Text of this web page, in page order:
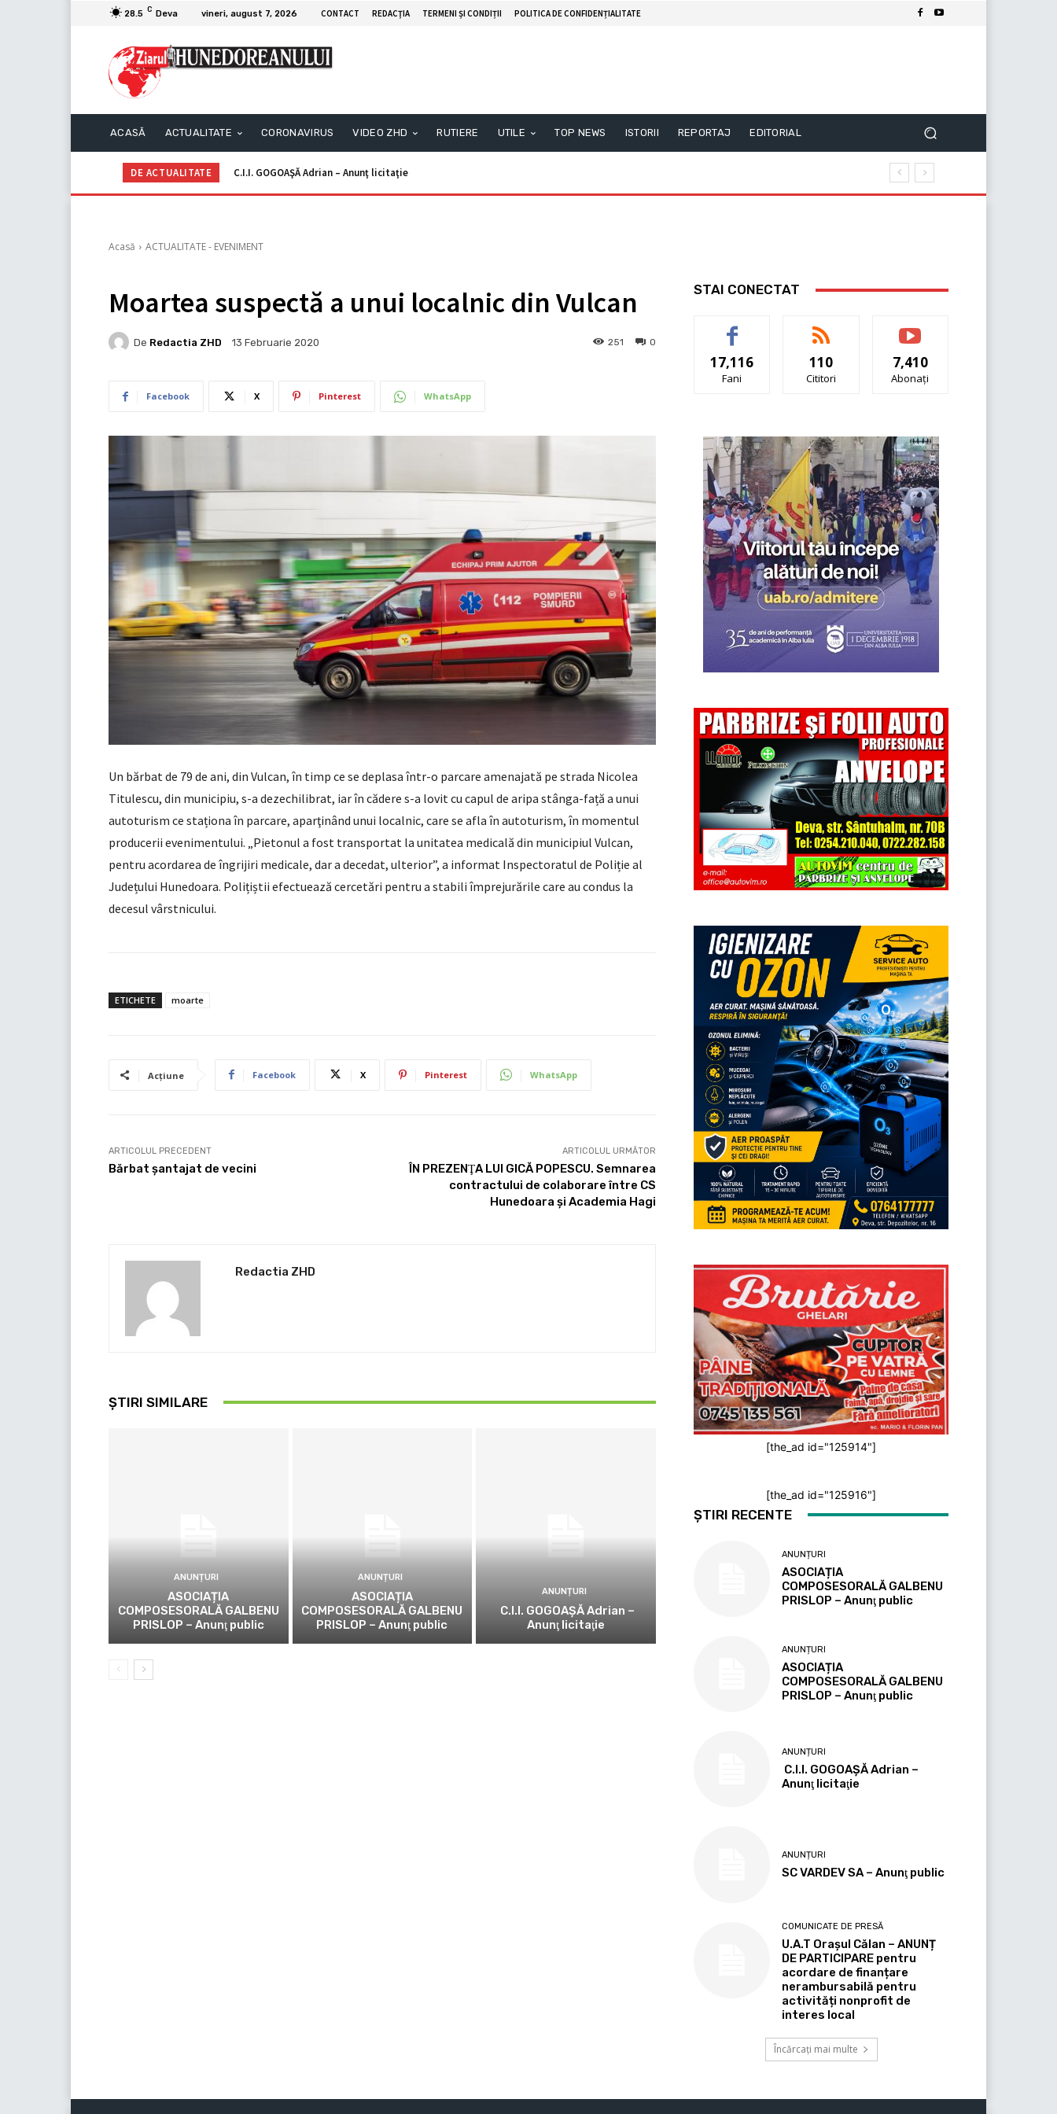
28.5 C Deva vineri, august 7, 2026 CONTACT REDACŢIA TERMENI ȘI CONDIȚII POLITICA DE CONFIDENȚIALITATE
ACASĂ ACTUALITATE CORONAVIRUS VIDEO ZHD RUTIERE UTILE TOP NEWS ISTORII REPORTAJ EDITORIAL
DE ACTUALITATE C.I.I. GOGOAŞĂ Adrian – Anunţ licitaţie
Acasă ACTUALITATE - EVENIMENT
Moartea suspectă a unui localnic din Vulcan
De Redactia ZHD 13 Februarie 2020 0
251
Facebook X Pinterest WhatsApp
Un bărbat de 79 de ani, din Vulcan, în timp ce se deplasa într-o parcare amenajată pe strada Nicolea
Titulescu, din municipiu, s-a dezechilibrat, iar în cădere s-a lovit cu capul de aripa stânga-față a unui
autoturism ce staționa în parcare, aparţinând unui localnic, care se afla în autoturism, în momentul
producerii evenimentului. „Pietonul a fost transportat la unitatea medicală din municipiul Vulcan,
pentru acordarea de îngrijiri medicale, dar a decedat, ulterior”, a informat Inspectoratul de Poliție al
Județului Hunedoara. Polițiștii efectuează cercetări pentru a stabili împrejurările care au condus la
decesul vârstnicului.
ETICHETE moarte
Acțiune Facebook X Pinterest WhatsApp
ARTICOLUL PRECEDENT
Bărbat șantajat de vecini
ARTICOLUL URMĂTOR
ÎN PREZENŢA LUI GICĂ POPESCU. Semnarea
contractului de colaborare între CS
Hunedoara şi Academia Hagi
Redactia ZHD
ȘTIRI SIMILARE
ANUNȚURI
ASOCIAȚIA
COMPOSESORALĂ GALBENU
PRISLOP – Anunţ public
ANUNȚURI
ASOCIAȚIA
COMPOSESORALĂ GALBENU
PRISLOP – Anunţ public
ANUNȚURI
C.I.I. GOGOAŞĂ Adrian –
Anunţ licitaţie
STAI CONECTAT
17,116
Fani
110
Cititori
7,410
Abonați
[the_ad id="125914"]
[the_ad id="125916"]
ȘTIRI RECENTE
ANUNȚURI
ASOCIAȚIA
COMPOSESORALĂ GALBENU
PRISLOP – Anunţ public
ANUNȚURI
ASOCIAȚIA
COMPOSESORALĂ GALBENU
PRISLOP – Anunţ public
ANUNȚURI
C.I.I. GOGOAŞĂ Adrian –
Anunţ licitaţie
ANUNȚURI
SC VARDEV SA – Anunţ public
COMUNICATE DE PRESĂ
U.A.T Orașul Călan – ANUNȚ
DE PARTICIPARE pentru
acordare de finanțare
nerambursabilă pentru
activități nonprofit de
interes local
Încărcați mai multe